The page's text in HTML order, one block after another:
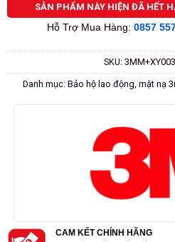
SẢN PHẨM NÀY HIỆN ĐÃ HẾT
Hỗ Trợ Mua Hàng: 0857
SKU:
Danh mục: Bảo hộ lao động, mặt nạ
CAM KẾT CHÍNH HÃNG